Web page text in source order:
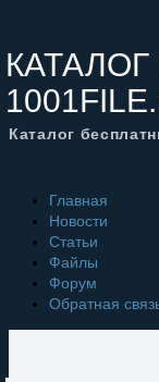
Каталог
Главная
Новости
Статьи
Файлы
Форум
Обратная